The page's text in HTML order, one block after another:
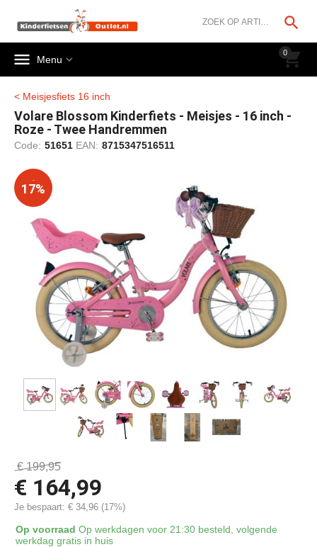

0

 Menu 
< Meisjesfiets 16 inch
Volare Blossom Kinderfiets - Meisjes - 16 inch -
Roze - Twee Handremmen
Code: 51651 EAN: 8715347516511
-
17%
€199,95
€ 164,99
Je bespaart: € 34,96 (17%)
Op voorraad Op werkdagen voor 21:30 besteld, volgende
werkdag gratis in huis